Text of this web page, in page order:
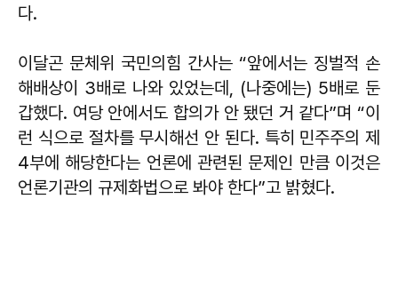
다.
이달곤 문체위 국민의힘 간사는 “앞에서는 징벌적 손
해배상이 3배로 나와 있었는데, (나중에는) 5배로 둔
갑했다. 여당 안에서도 합의가 안 됐던 거 같다”며 “이
런 식으로 절차를 무시해선 안 된다. 특히 민주주의 제
4부에 해당한다는 언론에 관련된 문제인 만큼 이것은
언론기관의 규제화법으로 봐야 한다”고 밝혔다.